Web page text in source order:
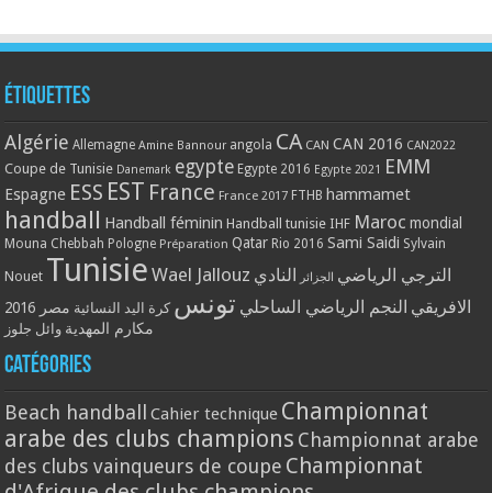
Étiquettes
Algérie Allemagne Amine Bannour angola CA CAN CAN 2016 CAN2022
Coupe de Tunisie Danemark egypte Egypte 2016 Egypte 2021 EMM
Espagne ESS EST France France 2017 FTHB hammamet
handball Handball féminin Handball tunisie IHF Maroc mondial
Mouna Chebbah Pologne Préparation Qatar Rio 2016 Sami Saidi Sylvain
Nouet Tunisie Wael Jallouz الترجي الرياضي الجزائر النادي
الافريقي النجم الرياضي الساحلي تونس كرة اليد النسائية مصر 2016
مكارم المهدية وائل جلوز
Catégories
Beach handball Cahier technique Championnat
arabe des clubs champions Championnat arabe
des clubs vainqueurs de coupe Championnat